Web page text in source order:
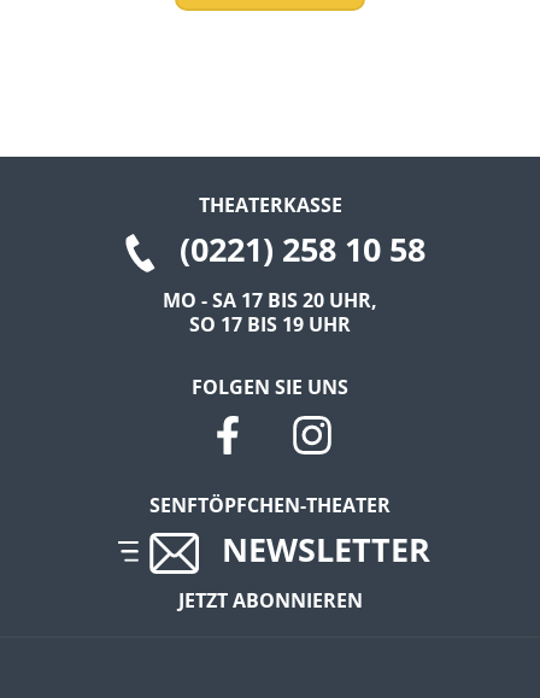
THEATERKASSE
(0221) 258 10 58
MO - SA 17 BIS 20 UHR,
SO 17 BIS 19 UHR
FOLGEN SIE UNS
SENFTÖPFCHEN-THEATER
NEWSLETTER
JETZT ABONNIEREN